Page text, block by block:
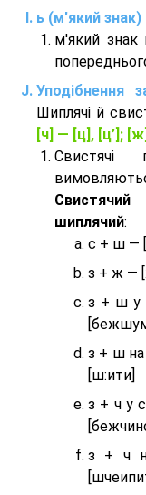
ь (м'який знак)
м'який знак
Уподібнення
Шиплячі й
[ч] — [ц], [ц’];
Свистячі
шиплячий:
с + ш —
з + ж —
з + ш у
з + ш
[ш:ити]
з + ч у
з + ч